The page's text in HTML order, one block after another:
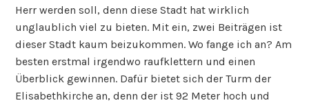
Herr werden soll, denn diese Stadt hat wirklich
unglaublich viel zu bieten. Mit ein, zwei Beiträgen ist
dieser Stadt kaum beizukommen. Wo fange ich an? Am
besten erstmal irgendwo raufklettern und einen
Überblick gewinnen. Dafür bietet sich der Turm der
Elisabethkirche an, denn der ist 92 Meter hoch und